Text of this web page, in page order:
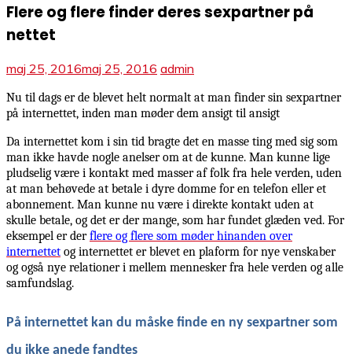
Flere og flere finder deres sexpartner på
nettet
maj 25, 2016maj 25, 2016 admin
Nu til dags er de blevet helt normalt at man finder sin sexpartner
på internettet, inden man møder dem ansigt til ansigt
Da internettet kom i sin tid bragte det en masse ting med sig som
man ikke havde nogle anelser om at de kunne. Man kunne lige
pludselig være i kontakt med masser af folk fra hele verden, uden
at man behøvede at betale i dyre domme for en telefon eller et
abonnement. Man kunne nu være i direkte kontakt uden at
skulle betale, og det er der mange, som har fundet glæden ved. For
eksempel er derflere og flere som møder hinanden over
internettet og internettet er blevet en plaform for nye venskaber
og også nye relationer i mellem mennesker fra hele verden og alle
samfundslag.
På internettet kan du måske finde en ny sexpartner som
du ikke anede fandtes